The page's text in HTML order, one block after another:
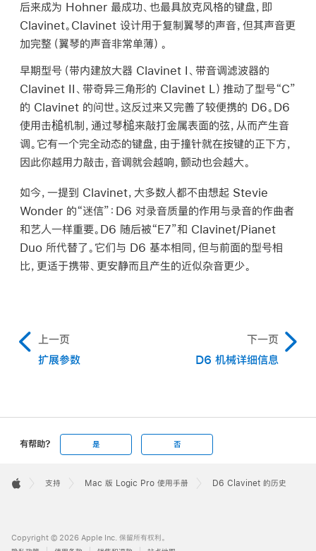
后来成为 Hohner 最成功、也最具放克风格的键盘，即
Clavinet。Clavinet 设计用于复制翼琴的声音，但其声音更
加完整（翼琴的声音非常单薄）。
早期型号（带内建放大器 Clavinet I、带音调滤波器的
Clavinet II、带奇异三角形的 Clavinet L）推动了型号“C”
的 Clavinet 的问世。这反过来又完善了较便携的 D6。D6
使用击槌机制，通过琴槌来敲打金属表面的弦，从而产生音
调。它有一个完全动态的键盘，由于撞针就在按键的正下方，
因此你越用力敲击，音调就会越响，颤动也会越大。
如今，一提到 Clavinet，大多数人都不由想起 Stevie
Wonder 的“迷信”：D6 对录音质量的作用与录音的作曲者
和艺人一样重要。D6 随后被“E7”和 Clavinet/Pianet
Duo 所代替了。它们与 D6 基本相同，但与前面的型号相
比，更适于携带、更安静而且产生的近似杂音更少。
上一页
扩展参数
下一页
D6 机械详细信息
有帮助? 是 否
Footer

支持 Mac 版 Logic Pro 使用手册 D6 Clavinet 的历史
Copyright © 2026 Apple Inc. 保留所有权利。